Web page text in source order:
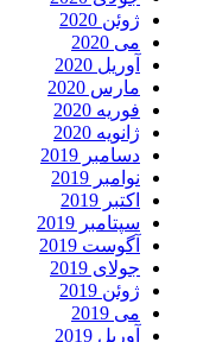
ژوئن 2020
می 2020
آوریل 2020
مارس 2020
فوریه 2020
ژانویه 2020
دسامبر 2019
نوامبر 2019
اکتبر 2019
سپتامبر 2019
آگوست 2019
جولای 2019
ژوئن 2019
می 2019
آوریل 2019